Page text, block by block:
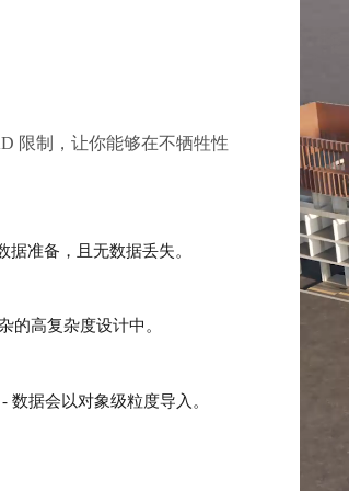
限制，让你能够在不牺牲性
准备，且无数据丢失。
的高复杂度设计中。
据会以对象级粒度导入。